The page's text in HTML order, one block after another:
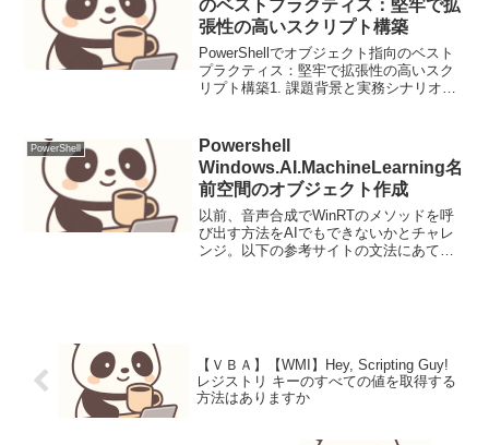
のベストプラクティス：堅牢で拡
張性の高いスクリプト構築
PowerShellでオブジェクト指向のベスト
プラクティス：堅牢で拡張性の高いスク
リプト構築1. 課題背景と実務シナリオ大
す。しかし、単純なスクリプトでは保
守...
PowerShell
Powershell
Windows.AI.MachineLearning名
前空間のオブジェクト作成
以前、音声合成でWinRTのメソッドを呼
び出す方法をAIでもできないかとチャレ
ンジ。以下の参考サイトの文法にあては
【ＶＢＡ】【WMI】Hey, Scripting Guy!
レジストリ キーのすべての値を取得する
方法はありますか